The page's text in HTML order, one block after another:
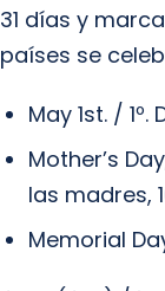
31 días y
países se
May 1st. /
Mother’s
las madres,
Memorial